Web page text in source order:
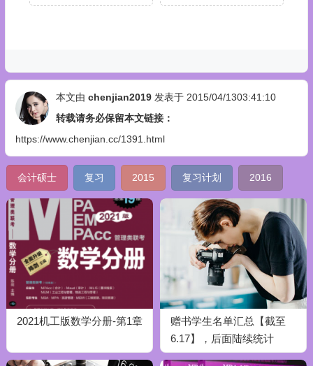
本文由 chenjian2019发表于 2015/04/1303:41:10
转载请务必保留本文链接：
https://www.chenjian.cc/1391.html
会计硕士 复习 2015 复习计划 2016
2021机工版数学分册-第1章
赠书学生名单汇总【截至
6.17】，后面陆续统计